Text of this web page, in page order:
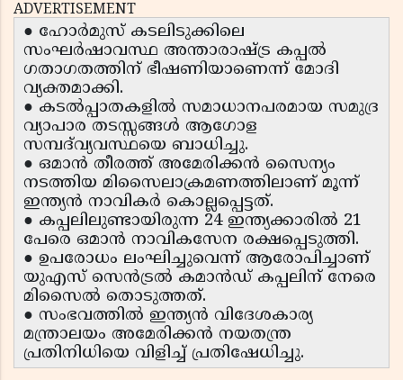
ADVERTISEMENT
● ഹോർമുസ് കടലിടുക്കിലെ
സംഘർഷാവസ്ഥ അന്താരാഷ്ട്ര കപ്പൽ
ഗതാഗതത്തിന് ഭീഷണിയാണെന്ന് മോദി
വ്യക്തമാക്കി.
● കടൽപ്പാതകളിൽ സമാധാനപരമായ സമുദ്ര
വ്യാപാര തടസ്സങ്ങൾ ആഗോള
സമ്പദ്‌വ്യവസ്ഥയെ ബാധിച്ചു.
● ഒമാൻ തീരത്ത് അമേരിക്കൻ സൈന്യം
നടത്തിയ മിസൈലാക്രമണത്തിലാണ് മൂന്ന്
ഇന്ത്യൻ നാവികർ കൊല്ലപ്പെട്ടത്.
● കപ്പലിലുണ്ടായിരുന്ന 24 ഇന്ത്യക്കാരിൽ 21
പേരെ ഒമാൻ നാവികസേന രക്ഷപ്പെടുത്തി.
● ഉപരോധം ലംഘിച്ചുവെന്ന് ആരോപിച്ചാണ്
യുഎസ് സെൻട്രൽ കമാൻഡ് കപ്പലിന് നേരെ
മിസൈൽ തൊടുത്തത്.
● സംഭവത്തിൽ ഇന്ത്യൻ വിദേശകാര്യ
മന്ത്രാലയം അമേരിക്കൻ നയതന്ത്ര
പ്രതിനിധിയെ വിളിച്ച് പ്രതിഷേധിച്ചു.